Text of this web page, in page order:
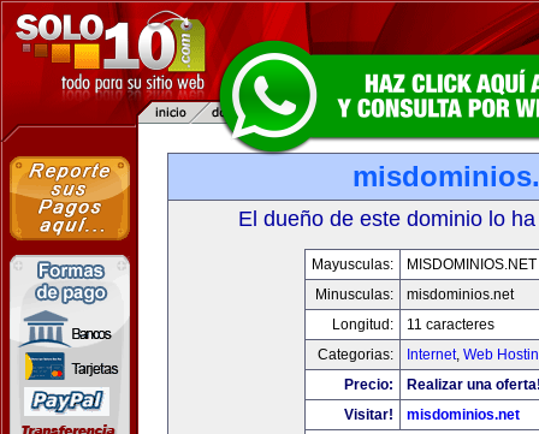
El dueño de este dominio lo
Mayusculas:
MISDOMINIOS.NET
Minusculas:
misdominios.net
Longitud:
11 caracteres
Categorias:
Internet, Web
Precio:
Realizar una
Visitar!
misdominios.net